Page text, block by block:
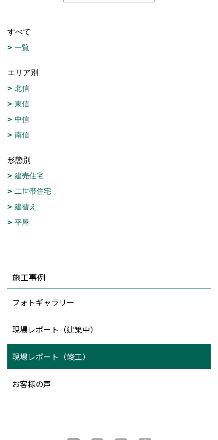
すべて
一覧
エリア別
北信
東信
中信
南信
形態別
建売住宅
二世帯住宅
建替え
平屋
施工事例
フォトギャラリー
現場レポート（建築中）
現場レポート（竣工）
お客様の声